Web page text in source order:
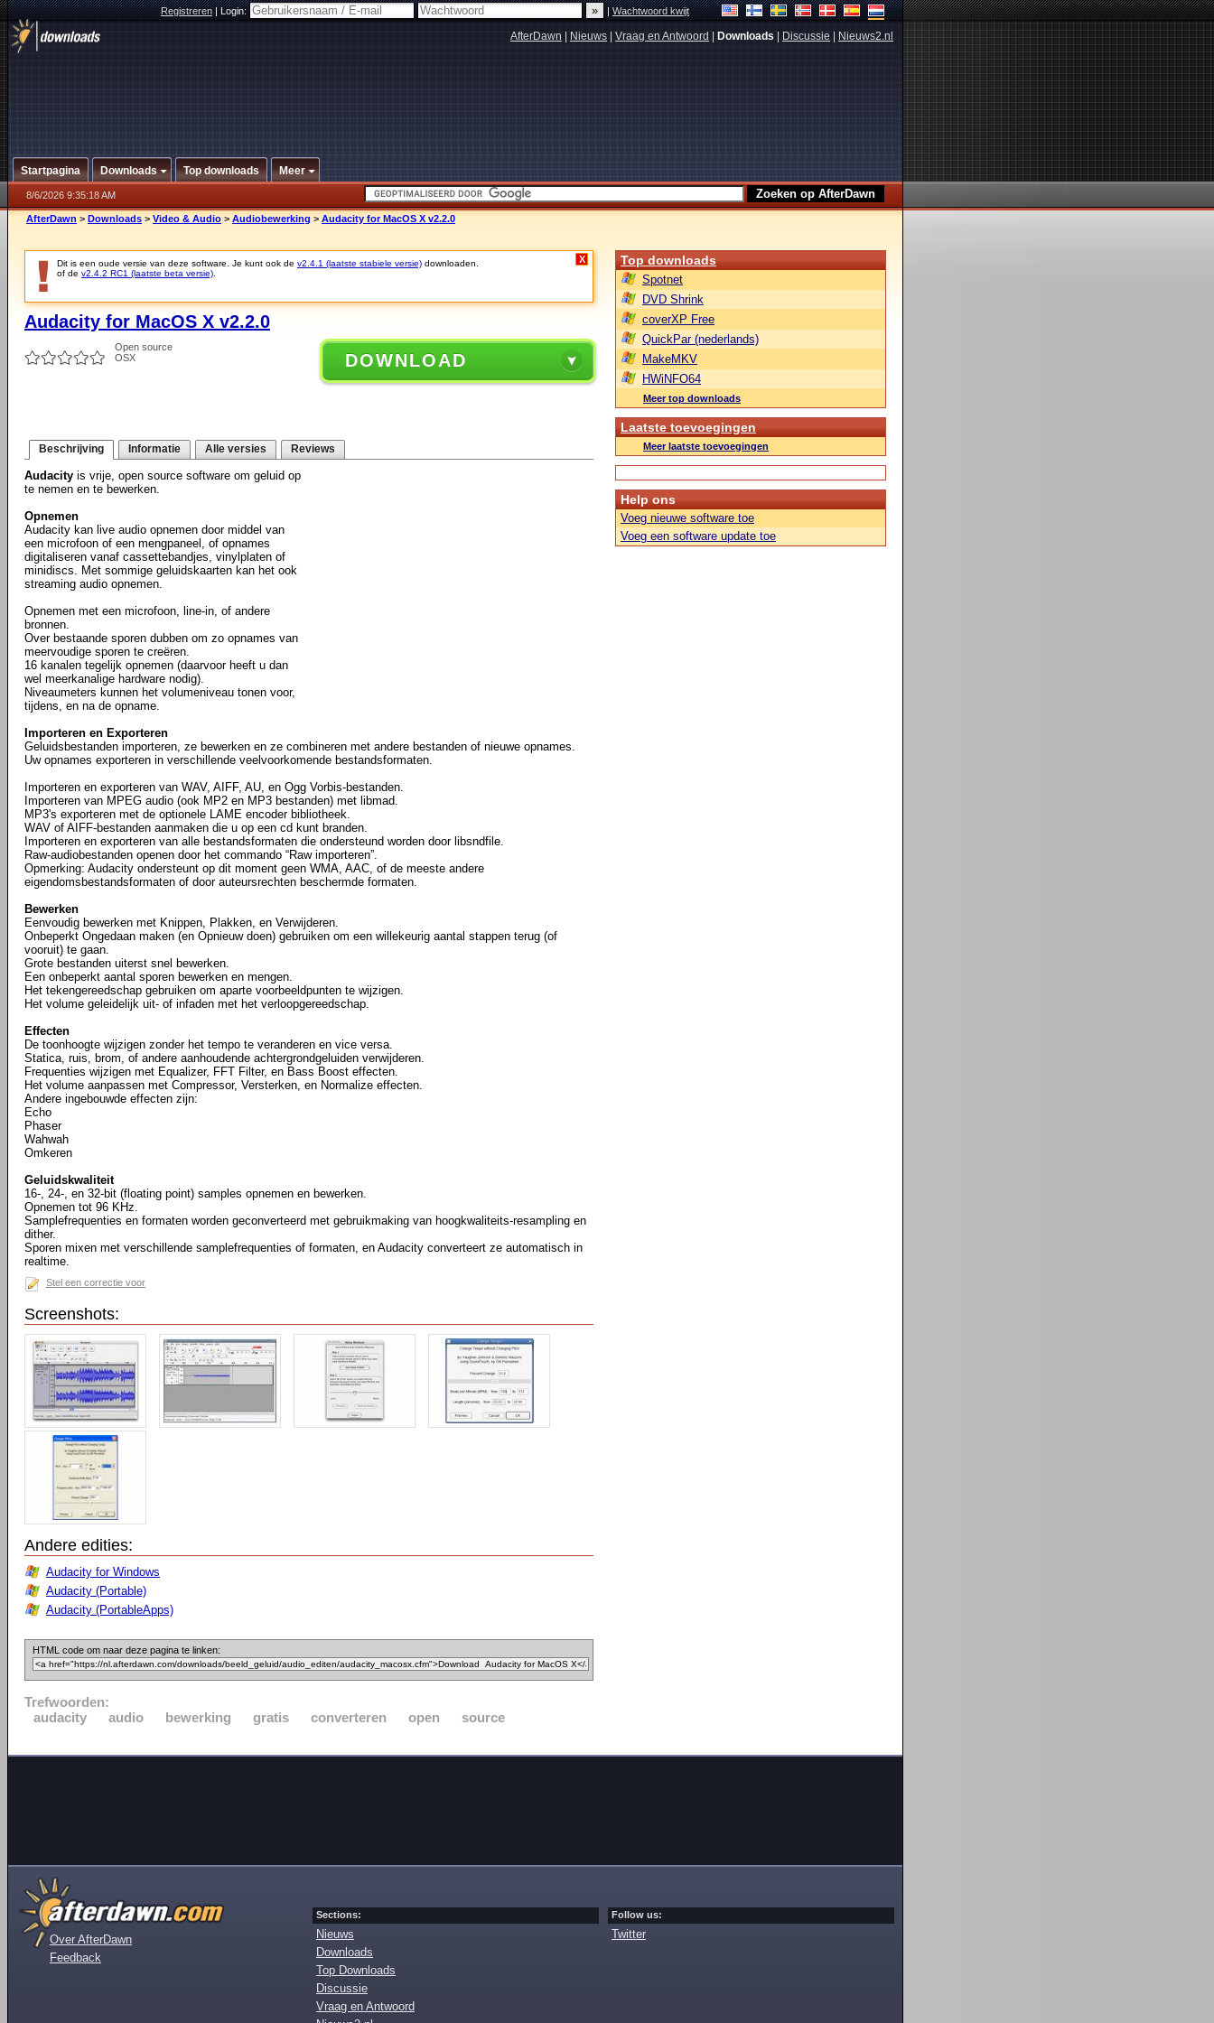
Registreren|Login: |Wachtwoord kwijt
AfterDawn Nieuws Vraag en Antwoord Downloads Discussie Nieuws2.nl
Startpagina Downloads Top downloads Meer
8/6/2026 9:35:18 AM
AfterDawn > Downloads > Video & Audio > Audiobewerking > Audacity for MacOS X v2.2.0
Dit is een oude versie van deze software. Je kunt ook de v2.4.1 (laatste stabiele versie) downloaden.
of de v2.4.2 RC1 (laatste beta versie)
X
Audacity for MacOS X v2.2.0
Open source
OSX
DOWNLOAD
Beschrijving Informatie Alle versies Reviews
Audacity is vrije, open source software om geluid op
te nemen en te bewerken.
Opnemen
Audacity kan live audio opnemen door middel van
een microfoon of een mengpaneel, of opnames
digitaliseren vanaf cassettebandjes, vinylplaten of
minidiscs. Met sommige geluidskaarten kan het ook
streaming audio opnemen.
Opnemen met een microfoon, line-in, of andere
bronnen.
Over bestaande sporen dubben om zo opnames van
meervoudige sporen te creëren.
16 kanalen tegelijk opnemen (daarvoor heeft u dan
wel meerkanalige hardware nodig).
Niveaumeters kunnen het volumeniveau tonen voor,
tijdens, en na de opname.
Importeren en Exporteren
Geluidsbestanden importeren, ze bewerken en ze combineren met andere bestanden of nieuwe opnames.
Uw opnames exporteren in verschillende veelvoorkomende bestandsformaten.
Importeren en exporteren van WAV, AIFF, AU, en Ogg Vorbis-bestanden.
Importeren van MPEG audio (ook MP2 en MP3 bestanden) met libmad.
MP3's exporteren met de optionele LAME encoder bibliotheek.
WAV of AIFF-bestanden aanmaken die u op een cd kunt branden.
Importeren en exporteren van alle bestandsformaten die ondersteund worden door libsndfile.
Raw-audiobestanden openen door het commando “Raw importeren”.
Opmerking: Audacity ondersteunt op dit moment geen WMA, AAC, of de meeste andere
eigendomsbestandsformaten of door auteursrechten beschermde formaten.
Bewerken
Eenvoudig bewerken met Knippen, Plakken, en Verwijderen.
Onbeperkt Ongedaan maken (en Opnieuw doen) gebruiken om een willekeurig aantal stappen terug (of
vooruit) te gaan.
Grote bestanden uiterst snel bewerken.
Een onbeperkt aantal sporen bewerken en mengen.
Het tekengereedschap gebruiken om aparte voorbeeldpunten te wijzigen.
Het volume geleidelijk uit- of infaden met het verloopgereedschap.
Effecten
De toonhoogte wijzigen zonder het tempo te veranderen en vice versa.
Statica, ruis, brom, of andere aanhoudende achtergrondgeluiden verwijderen.
Frequenties wijzigen met Equalizer, FFT Filter, en Bass Boost effecten.
Het volume aanpassen met Compressor, Versterken, en Normalize effecten.
Andere ingebouwde effecten zijn:
Echo
Phaser
Wahwah
Omkeren
Geluidskwaliteit
16-, 24-, en 32-bit (floating point) samples opnemen en bewerken.
Opnemen tot 96 KHz.
Samplefrequenties en formaten worden geconverteerd met gebruikmaking van hoogkwaliteits-resampling en
dither.
Sporen mixen met verschillende samplefrequenties of formaten, en Audacity converteert ze automatisch in
realtime.
Stel een correctie voor
Screenshots:
Andere edities:
Audacity for Windows
Audacity (Portable)
Audacity (PortableApps)
HTML code om naar deze pagina te linken:
Trefwoorden:
audacity
audio bewerking gratis converteren open source
Top downloads
Spotnet
DVD Shrink
coverXP Free
QuickPar (nederlands)
MakeMKV
HWiNFO64
Meer top downloads
Laatste toevoegingen
Meer laatste toevoegingen
Help ons
Voeg nieuwe software toe
Voeg een software update toe
Over AfterDawn
Feedback
Sections:
Nieuws
Downloads
Top Downloads
Discussie
Vraag en Antwoord
Follow us:
Twitter